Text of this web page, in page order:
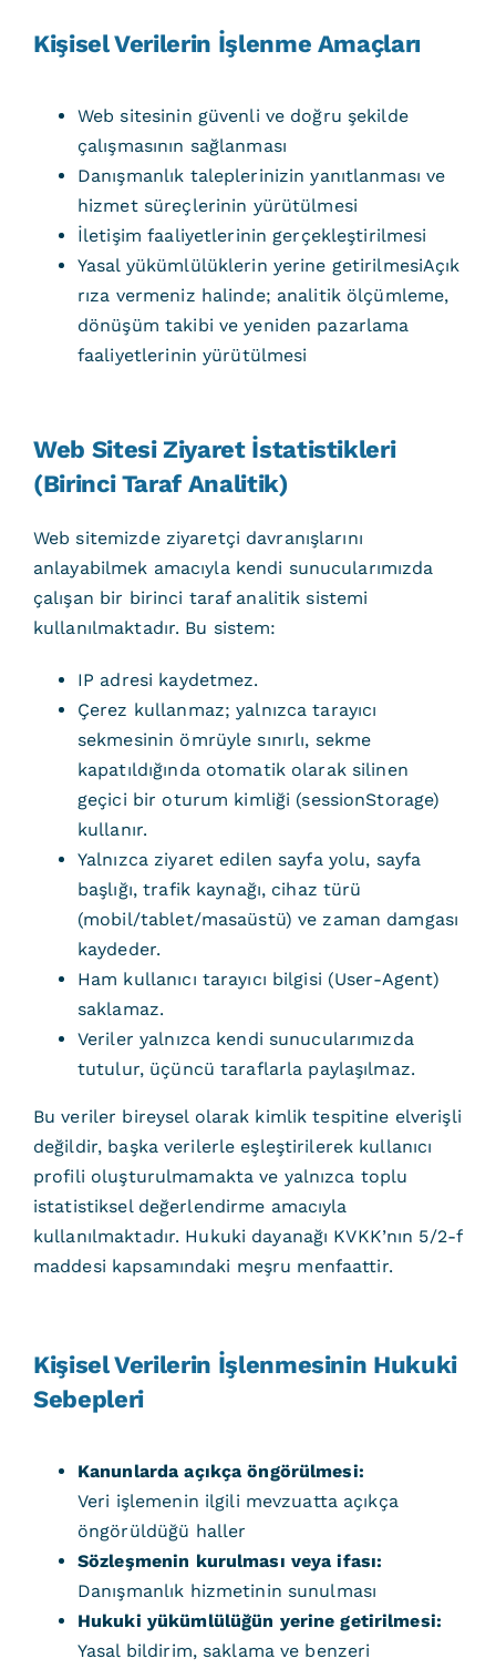
Kişisel Verilerin İşlenme Amaçları
Web sitesinin güvenli ve doğru şekilde
çalışmasının sağlanması
Danışmanlık taleplerinizin yanıtlanması ve
hizmet süreçlerinin yürütülmesi
İletişim faaliyetlerinin gerçekleştirilmesi
Yasal yükümlülüklerin yerine getirilmesiAçık
rıza vermeniz halinde; analitik ölçümleme,
dönüşüm takibi ve yeniden pazarlama
faaliyetlerinin yürütülmesi
Web Sitesi Ziyaret İstatistikleri
(Birinci Taraf Analitik)
Web sitemizde ziyaretçi davranışlarını
anlayabilmek amacıyla kendi sunucularımızda
çalışan bir birinci taraf analitik sistemi
kullanılmaktadır. Bu sistem:
IP adresi kaydetmez.
Çerez kullanmaz; yalnızca tarayıcı
sekmesinin ömrüyle sınırlı, sekme
kapatıldığında otomatik olarak silinen
geçici bir oturum kimliği (sessionStorage)
kullanır.
Yalnızca ziyaret edilen sayfa yolu, sayfa
başlığı, trafik kaynağı, cihaz türü
(mobil/tablet/masaüstü) ve zaman damgası
kaydeder.
Ham kullanıcı tarayıcı bilgisi (User-Agent)
saklamaz.
Veriler yalnızca kendi sunucularımızda
tutulur, üçüncü taraflarla paylaşılmaz.
Bu veriler bireysel olarak kimlik tespitine elverişli
değildir, başka verilerle eşleştirilerek kullanıcı
profili oluşturulmamakta ve yalnızca toplu
istatistiksel değerlendirme amacıyla
kullanılmaktadır. Hukuki dayanağı KVKK’nın 5/2-f
maddesi kapsamındaki meşru menfaattir.
Kişisel Verilerin İşlenmesinin Hukuki
Sebepleri
Kanunlarda açıkça öngörülmesi:
Veri işlemenin ilgili mevzuatta açıkça
öngörüldüğü haller
Sözleşmenin kurulması veya ifası:
Danışmanlık hizmetinin sunulması
Hukuki yükümlülüğün yerine getirilmesi:
Yasal bildirim, saklama ve benzeri